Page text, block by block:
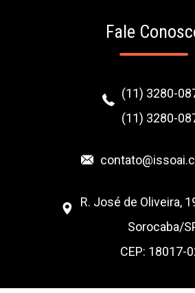
Fale
(11) 3280-
(11) 3280-
R. José de Oliveira,
Sorocaba/
CEP: 18017-